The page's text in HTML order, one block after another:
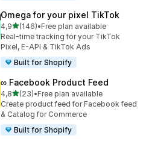
Omega for your pixel TikTok
4,9stelle su 5
(146)
146 recensioni totali
•Free plan available
Real-time tracking for your TikTok
Pixel, E-API & TikTok Ads
Built for Shopify
∞ Facebook Product Feed
4,8stelle su 5
(23)
23 recensioni totali
•Free plan available
Create product feed for Facebook feed
& Catalog for Commerce
Built for Shopify